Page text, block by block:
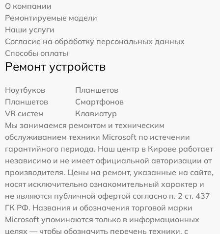
О компании
Ремонтируемые модели
Наши услуги
Согласие на обработку персональных данных
Способы оплаты
Ремонт устройств
Ноутбуков
Планшетов
Планшетов
Смартфонов
VR систем
Клавиатур
Мы занимаемся ремонтом и техническим
обслуживанием техники Microsoft по истечении
гарантийного периода. Наш центр в Кирове работает
независимо и не имеет официальной авторизации от
производителя. Цены на ремонт, указанные на сайте,
носят исключительно ознакомительный характер и
не являются публичной офертой согласно п. 2 ст. 437
ГК РФ. Названия и обозначения торговой марки
Microsoft упоминаются только в информационных
целях — чтобы обозначить перечень техники, с